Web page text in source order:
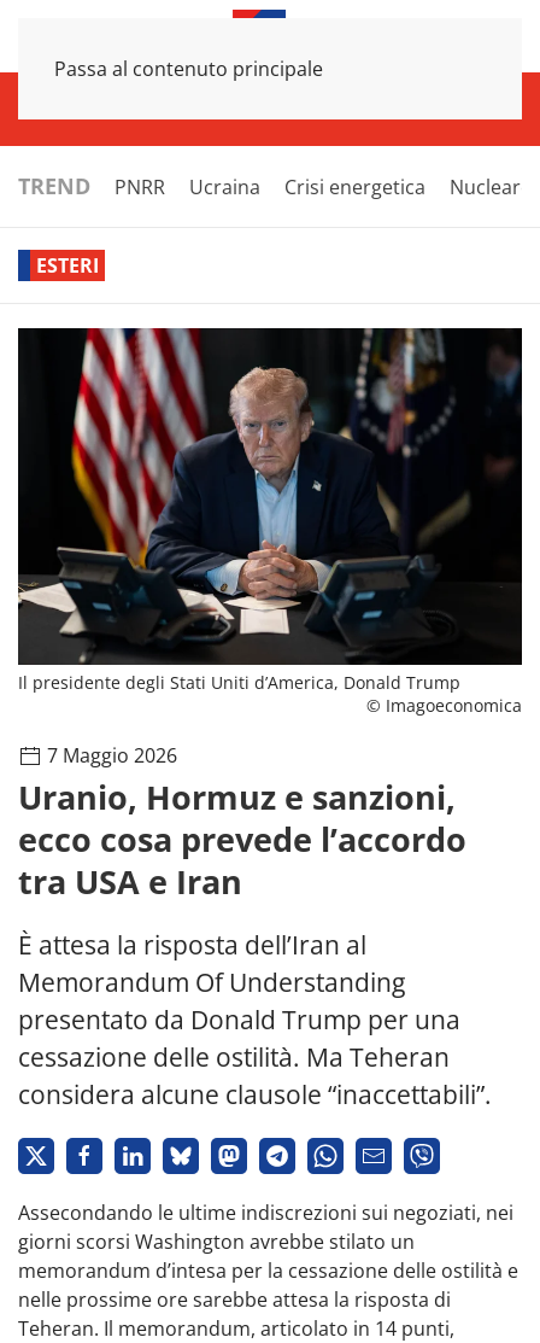
Passa al contenuto principale
TREND PNRR Ucraina Crisi energetica Nucleare
ESTERI
Il presidente degli Stati Uniti d’America, Donald Trump
© Imagoeconomica
7 Maggio 2026
Uranio, Hormuz e sanzioni,
ecco cosa prevede l’accordo
tra USA e Iran
È attesa la risposta dell’Iran al
Memorandum Of Understanding
presentato da Donald Trump per una
cessazione delle ostilità. Ma Teheran
considera alcune clausole “inaccettabili”.
Assecondando le ultime indiscrezioni sui negoziati, nei
giorni scorsi Washington avrebbe stilato un
memorandum d’intesa per la cessazione delle ostilità e
nelle prossime ore sarebbe attesa la risposta di
Teheran. Il memorandum, articolato in 14 punti,